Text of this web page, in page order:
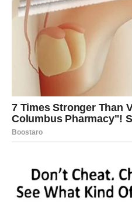
Ulijte sok od đumbira u malu
pripremite osnovnu kremu
Pomiješajte 50 ml ružine
sa sokom od đumbira. Stavite
neprestano miješajte dok
strukturu.
Smjesu maknite s vatre i ulijte
potpuno ohladi.
Pomoću blendera izvucite gel
vere. Gel od aloe vere poznat